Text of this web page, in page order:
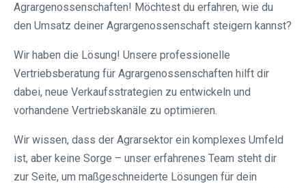
Agrargenossenschaften! Möchtest du erfahren, wie du
den Umsatz deiner Agrargenossenschaft steigern kannst?
Wir haben die Lösung! Unsere professionelle
Vertriebsberatung für Agrargenossenschaften hilft dir
dabei, neue Verkaufsstrategien zu entwickeln und
vorhandene Vertriebskanäle zu optimieren.
Wir wissen, dass der Agrarsektor ein komplexes Umfeld
ist, aber keine Sorge – unser erfahrenes Team steht dir
zur Seite, um maßgeschneiderte Lösungen für dein